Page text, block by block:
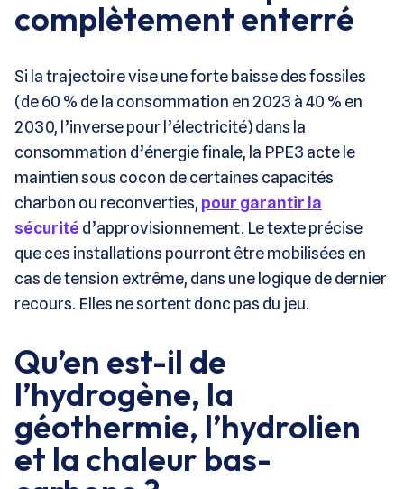
complètement enterré
Si la trajectoire vise une forte baisse des fossiles
(de 60 % de la consommation en 2023 à 40 % en
2030, l’inverse pour l’électricité) dans la
consommation d’énergie finale, la PPE3 acte le
maintien sous cocon de certaines capacités
charbon ou reconverties, pour garantir la
sécurité d’approvisionnement. Le texte précise
que ces installations pourront être mobilisées en
cas de tension extrême, dans une logique de dernier
recours. Elles ne sortent donc pas du jeu.
Qu’en est-il de
l’hydrogène, la
géothermie, l’hydrolien
et la chaleur bas-